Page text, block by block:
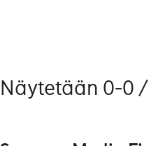
Näytetään 0-0